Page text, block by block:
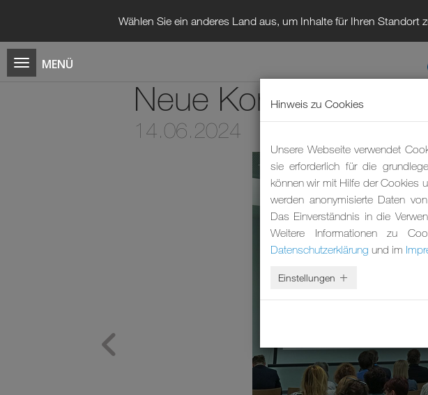
Wählen Sie ein anderes Land aus, um Inhalte für Ihren Standort
Neue Konzepte
14.06.2024
Hinweis zu Cookies
Unsere Webseite verwendet
sie erforderlich für die
können wir mit Hilfe der Cookies
werden anonymisierte Daten
Das Einverständnis in die
Weitere Informationen zu
Datenschutzerklärung und im
Einstellungen